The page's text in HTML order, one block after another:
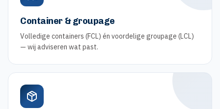
Container & groupage
Volledige containers (FCL) én voordelige groupage (LCL)
— wij adviseren wat past.